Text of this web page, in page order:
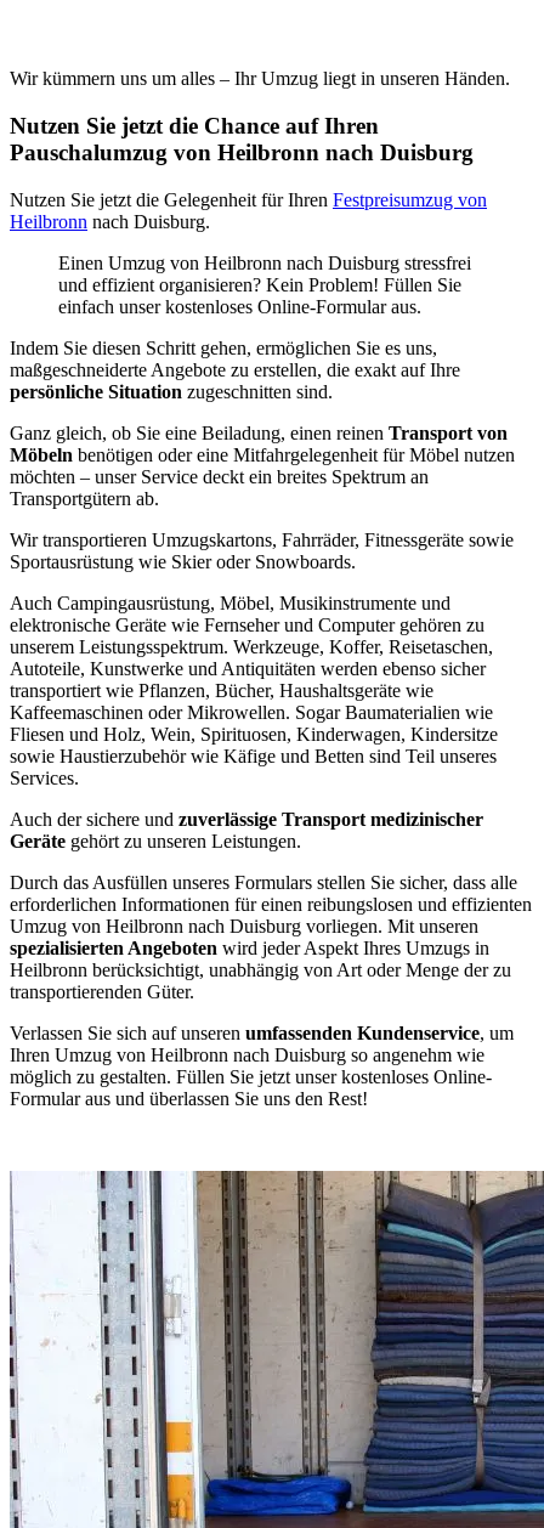
Wir kümmern uns um alles – Ihr Umzug liegt in unseren Händen.
Nutzen Sie jetzt die Chance auf Ihren
Pauschalumzug von Heilbronn nach Duisburg
Nutzen Sie jetzt die Gelegenheit für Ihren Festpreisumzug von
Heilbronn nach Duisburg.
Einen Umzug von Heilbronn nach Duisburg stressfrei
und effizient organisieren? Kein Problem! Füllen Sie
einfach unser kostenloses Online-Formular aus.
Indem Sie diesen Schritt gehen, ermöglichen Sie es uns,
maßgeschneiderte Angebote zu erstellen, die exakt auf Ihre
persönliche Situation zugeschnitten sind.
Ganz gleich, ob Sie eine Beiladung, einen reinen Transport von
Möbeln benötigen oder eine Mitfahrgelegenheit für Möbel nutzen
möchten – unser Service deckt ein breites Spektrum an
Transportgütern ab.
Wir transportieren Umzugskartons, Fahrräder, Fitnessgeräte sowie
Sportausrüstung wie Skier oder Snowboards.
Auch Campingausrüstung, Möbel, Musikinstrumente und
elektronische Geräte wie Fernseher und Computer gehören zu
unserem Leistungsspektrum. Werkzeuge, Koffer, Reisetaschen,
Autoteile, Kunstwerke und Antiquitäten werden ebenso sicher
transportiert wie Pflanzen, Bücher, Haushaltsgeräte wie
Kaffeemaschinen oder Mikrowellen. Sogar Baumaterialien wie
Fliesen und Holz, Wein, Spirituosen, Kinderwagen, Kindersitze
sowie Haustierzubehör wie Käfige und Betten sind Teil unseres
Services.
Auch der sichere und zuverlässige Transport medizinischer
Geräte gehört zu unseren Leistungen.
Durch das Ausfüllen unseres Formulars stellen Sie sicher, dass alle
erforderlichen Informationen für einen reibungslosen und effizienten
Umzug von Heilbronn nach Duisburg vorliegen. Mit unseren
spezialisierten Angeboten wird jeder Aspekt Ihres Umzugs in
Heilbronn berücksichtigt, unabhängig von Art oder Menge der zu
transportierenden Güter.
Verlassen Sie sich auf unseren umfassenden Kundenservice, um
Ihren Umzug von Heilbronn nach Duisburg so angenehm wie
möglich zu gestalten. Füllen Sie jetzt unser kostenloses Online-
Formular aus und überlassen Sie uns den Rest!